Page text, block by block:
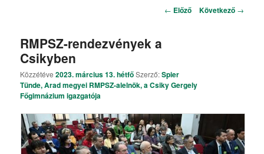
Bejegyzés navigáció
← Előző Következő →
RMPSZ-rendezvények a
Csikyben
Közzétéve2023. március 13. hétfőSzerző:Spier
Tünde, Arad megyei RMPSZ-alelnök, a Csiky Gergely
Főgimnázium igazgatója